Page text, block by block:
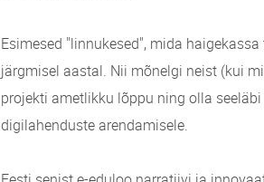
Esimesed "linnukesed", mida
järgmisel aastal. Nii mõnelgi neist (kui
projekti ametlikku lõppu ning olla
digilahenduste arendamisele.